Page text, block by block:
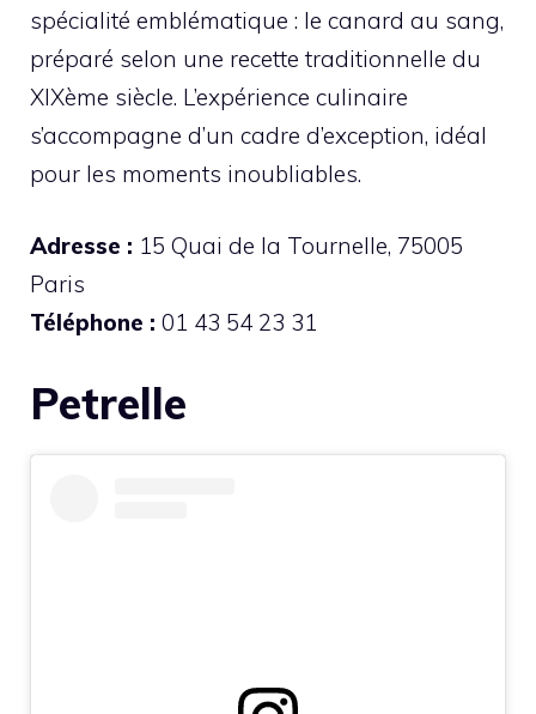
spécialité emblématique : le canard au sang,
préparé selon une recette traditionnelle du
XIXème siècle. L’expérience culinaire
s’accompagne d’un cadre d’exception, idéal
pour les moments inoubliables.
Adresse : 15 Quai de la Tournelle, 75005
Paris
Téléphone : 01 43 54 23 31
Petrelle